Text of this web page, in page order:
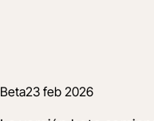
Beta23 feb 2026